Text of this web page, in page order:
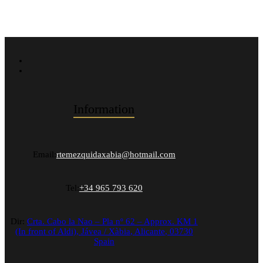
Information
Email: rtemezquidaxabia@hotmail.com
Tel: +34 965 793 620
Dir: Crta. Cabo la Nao – Pla nº 62 – Approx. KM 1
(In front of Aldi), Jávea / Xàbia, Alicante, 03730
Spain